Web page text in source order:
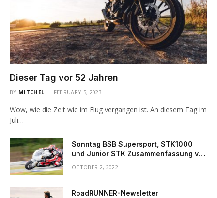
Dieser Tag vor 52 Jahren
BY MITCHEL FEBRUARY 5, 2023
Wow, wie die Zeit wie im Flug vergangen ist. An diesem Tag im
Juli…
Sonntag BSB Supersport, STK1000
und Junior STK Zusammenfassung von
OCTOBER 2, 2022
RoadRUNNER-Newsletter